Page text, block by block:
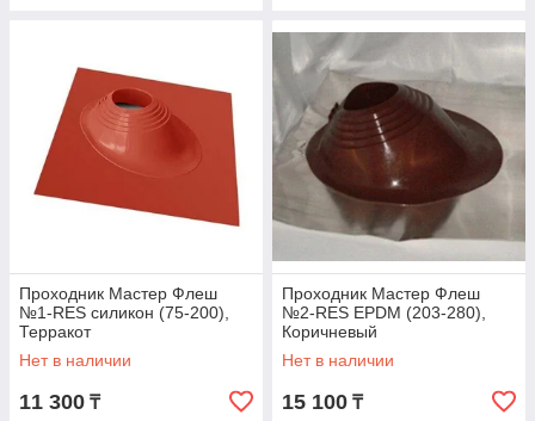
Проходник Мастер Флеш
№1-RES силикон (75-200),
Терракот
Нет в наличии
11 300 ₸
Проходник Мастер Флеш
№2-RES EPDM (203-280),
Коричневый
Нет в наличии
15 100 ₸